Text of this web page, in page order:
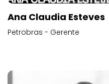
Ana Claudia Esteves
Petrobras - Gerente